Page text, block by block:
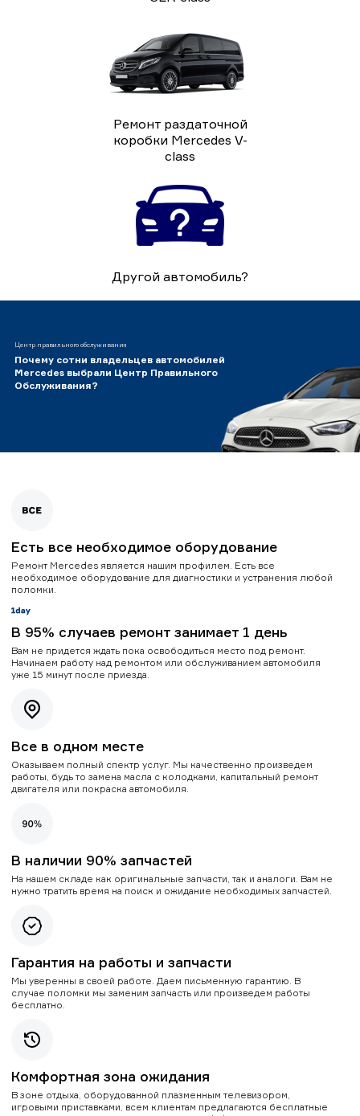
Ремонт раздаточной
коробки Mercedes V-
class
Другой автомобиль?
Центр правильного обслуживания
Почему сотни владельцев автомобилей
Mercedes выбрали Центр Правильного
Обслуживания?
Есть все необходимое оборудование
Ремонт Mercedes является нашим профилем. Есть все
необходимое оборудование для диагностики и устранения любой
поломки.
В 95% случаев ремонт занимает 1 день
Вам не придется ждать пока освободиться место под ремонт.
Начинаем работу над ремонтом или обслуживанием автомобиля
уже 15 минут после приезда.
Все в одном месте
Оказываем полный спектр услуг. Мы качественно произведем
работы, будь то замена масла с колодками, капитальный ремонт
двигателя или покраска автомобиля.
В наличии 90% запчастей
На нашем складе как оригинальные запчасти, так и аналоги. Вам не
нужно тратить время на поиск и ожидание необходимых запчастей.
Гарантия на работы и запчасти
Мы уверенны в своей работе. Даем письменную гарантию. В
случае поломки мы заменим запчасть или произведем работы
бесплатно.
Комфортная зона ожидания
В зоне отдыха, оборудованной плазменным телевизором,
игровыми приставками, всем клиентам предлагаются бесплатные